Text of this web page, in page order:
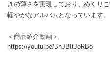
きの薄さを実現しており、めくり
軽やかなアルバムとなっています。
＜商品紹介動画＞
https://youtu.be/BhJBItJoRBo